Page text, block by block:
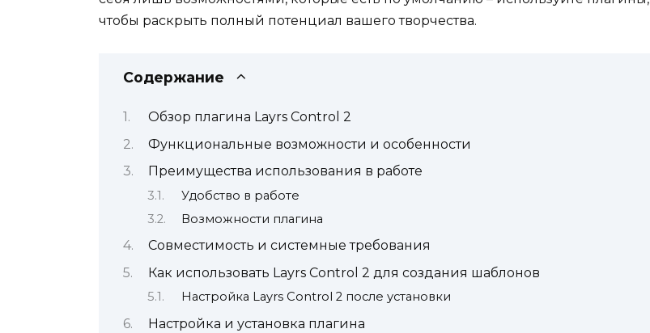
чтобы раскрыть полный потенциал вашего творчества.
Содержание
Обзор плагина Layrs Control 2
Функциональные возможности и особенности
Преимущества использования в работе
Удобство в работе
Возможности плагина
Совместимость и системные требования
Как использовать Layrs Control 2 для создания шаблонов
Настройка Layrs Control 2 после установки
Настройка и установка плагина